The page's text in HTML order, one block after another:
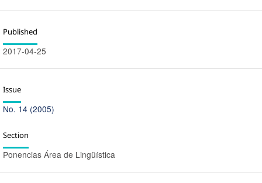
Published
2017-04-25
Issue
No. 14 (2005)
Section
Ponencias Área de Lingüística